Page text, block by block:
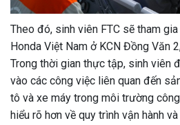
Theo đó, sinh viên FTC sẽ tham
Honda Việt Nam ở KCN Đồng Văn
Trong thời gian thực tập, sinh viên
vào các công việc liên quan đến
tô và xe máy trong môi trường
hiểu rõ hơn về quy trình vận hành